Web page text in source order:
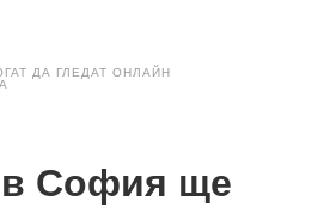
ДА ГЛЕДАТ ОНЛАЙН
в София ще